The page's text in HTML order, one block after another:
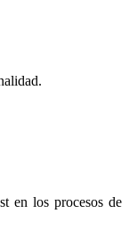
en los procesos de